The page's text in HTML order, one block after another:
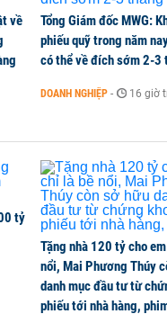
ba đợt trái phiếu thu về
Lan dự kiến giảm 15%
về
Tổng Giám đốc MWG:
phiếu quỹ trong năm
có thể về đích sớm 2-3
DOANH NGHIỆP - 16 giờ
tỷ
Tặng nhà 120 tỷ cho
nổi, Mai Phương Thúy
danh mục đầu tư từ
phiếu tới nhà hàng,